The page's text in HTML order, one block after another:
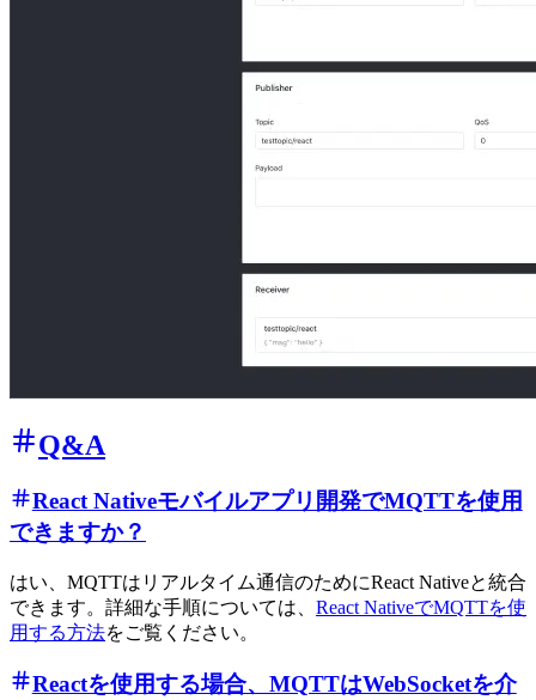
Q&A
React Nativeモバイルアプリ開発でMQTTを使用
できますか？
はい、MQTTはリアルタイム通信のためにReact Nativeと統合
できます。詳細な手順については、 React NativeでMQTTを使
用する方法をご覧ください。
Reactを使用する場合、MQTTはWebSocketを介